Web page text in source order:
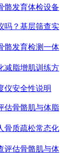
骼发育体检设备
吗？基层筛查实
骼发育检测一体
减脂增肌训练方
仪安全性说明
估骨骼肌与体脂
骨质疏松常态化
评估骨骼肌与体